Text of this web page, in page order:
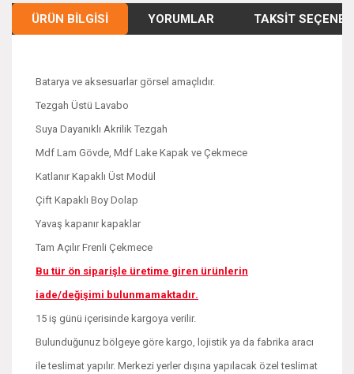
ÜRÜN BILGISI YORUMLAR TAKSIT
Batarya ve aksesuarlar görsel amaçlıdır.
Tezgah Üstü Lavabo
Suya Dayanıklı Akrilik Tezgah
Mdf Lam Gövde, Mdf Lake Kapak ve Çekmece
Katlanır Kapaklı Üst Modül
Çift Kapaklı Boy Dolap
Yavaş kapanır kapaklar
Tam Açılır Frenli Çekmece
Bu tür ön siparişle üretime giren ürünlerin
iade/değişimi bulunmamaktadır.
15 iş günü içerisinde kargoya verilir.
Bulunduğunuz bölgeye göre kargo, lojistik ya da fabrika aracı
ile teslimat yapılır. Merkezi yerler dışına yapılacak özel teslimat